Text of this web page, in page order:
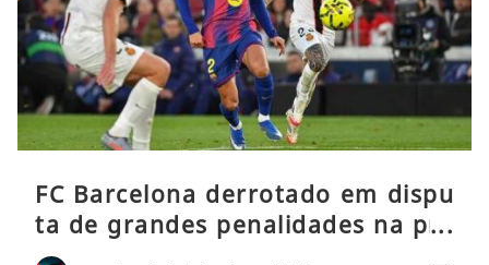
FC Barcelona derrotado em dispu
ta de grandes penalidades na pré
-época